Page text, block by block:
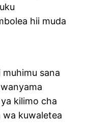
hii muda
sana
kilimo cha
wa kuwaletea